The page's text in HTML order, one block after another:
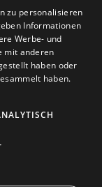
vorbehalten.
zu personalisieren
Informationen
Werbe- und
mit anderen
haben oder
haben.